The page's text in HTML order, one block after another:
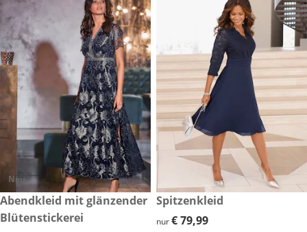
Neu
€ 159,00
Abendkleid mit glänzender
Blütenstickerei
€ 79,99
Spitzenkleid
€ 79,99
nur€ 79,99